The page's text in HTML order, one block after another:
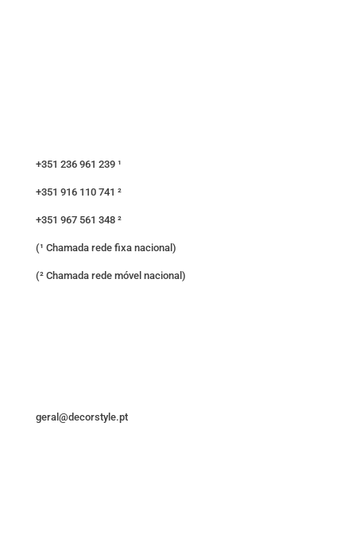
+351 236 961 239 ¹
+351 916 110 741 ²
+351 967 561 348 ²
(¹ Chamada rede fixa nacional)
(² Chamada rede móvel nacional)
geral@decorstyle.pt